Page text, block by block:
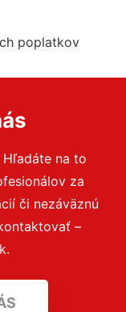
poplatkov
Hľadáte na to
za
či nezáväznú
–